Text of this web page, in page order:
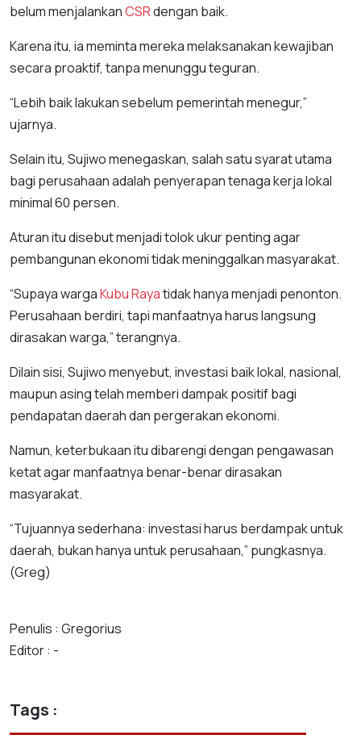
belum menjalankanCSRdengan baik.
Karena itu, ia meminta mereka melaksanakan kewajiban
secara proaktif, tanpa menunggu teguran.
“Lebih baik lakukan sebelum pemerintah menegur,”
ujarnya.
Selain itu, Sujiwo menegaskan, salah satu syarat utama
bagi perusahaan adalah penyerapan tenaga kerja lokal
minimal 60 persen.
Aturan itu disebut menjadi tolok ukur penting agar
pembangunan ekonomi tidak meninggalkan masyarakat.
“Supaya wargaKubu Rayatidak hanya menjadi penonton.
Perusahaan berdiri, tapi manfaatnya harus langsung
dirasakan warga,” terangnya.
Dilain sisi, Sujiwo menyebut, investasi baik lokal, nasional,
maupun asing telah memberi dampak positif bagi
pendapatan daerah dan pergerakan ekonomi.
Namun, keterbukaan itu dibarengi dengan pengawasan
ketat agar manfaatnya benar-benar dirasakan
masyarakat.
“Tujuannya sederhana: investasi harus berdampak untuk
daerah, bukan hanya untuk perusahaan,” pungkasnya.
(Greg)
Penulis : Gregorius
Editor : -
Tags :